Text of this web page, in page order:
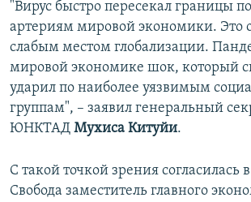
"Вирус быстро пересекал границы
артериям мировой экономики. Это
слабым местом глобализации.
мировой экономике шок, который
ударил по наиболее уязвимым
группам", – заявил генеральный
ЮНКТАД Мухиса Китуйи.
С такой точкой зрения согласилась
Свобода заместитель главного